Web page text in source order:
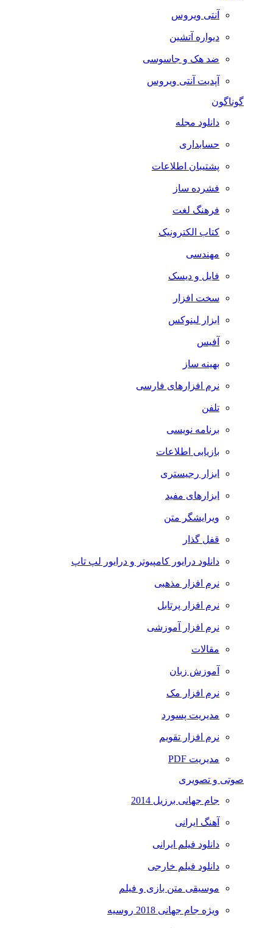
آنتی ویروس
دیواره آتشین
ضد هک و جاسوسی
آپدیت آنتی ویروس
گوناگون
دانلود مجله
حسابداری
پشتیبان اطلاعات
فشرده ساز
فرهنگ لغت
کتاب الکترونیک
مهندسی
فایل و دیسک
سخت افزار
ابزار لینوکس
آفیس
بهینه ساز
نرم افزارهای فارسی
تلفن
برنامه نویسی
بازیابی اطلاعات
ابزار رجیستری
ابزارهای مفید
ویرایشگر متن
قفل گذار
دانلود درایور کامپیوتر و درایور لپ تاپ
نرم افزار مذهبی
نرم افزار پرتابل
نرم افزار آموزشی
مقالات
آموزش زبان
نرم افزار مک
مدیریت پسورد
نرم افزار تقویم
مدیریت PDF
صوتی و تصویری
جام جهانی برزیل 2014
آهنگ ایرانی
دانلود فیلم ایرانی
دانلود فیلم خارجی
موسیقی متن بازی و فیلم
ویژه جام جهانی 2018 روسیه